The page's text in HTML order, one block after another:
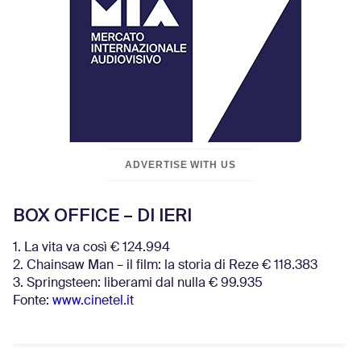
ADVERTISE WITH US
BOX OFFICE – DI IERI
1. La vita va così € 124.994
2. Chainsaw Man – il film: la storia di Reze € 118.383
3. Springsteen: liberami dal nulla € 99.935
Fonte: www.cinetel.it